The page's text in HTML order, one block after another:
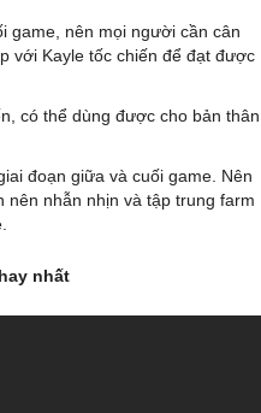
game, nên mọi người cần cân
với Kayle tốc chiến để đạt được
có thể dùng được cho bản thân
đoạn giữa và cuối game. Nên
nên nhẫn nhịn và tập trung farm
nhất